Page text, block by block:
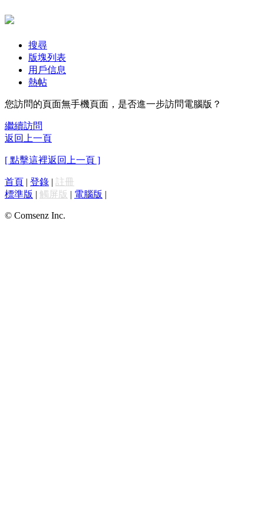
搜尋
版塊列表
用戶信息
熱帖
您訪問的頁面無手機頁面，是否進一步訪問電腦版？
繼續訪問
返回上一頁
[ 點擊這裡返回上一頁 ]
首頁 | 登錄 | 註冊
標準版 | 觸屏版 | 電腦版 |
© Comsenz Inc.